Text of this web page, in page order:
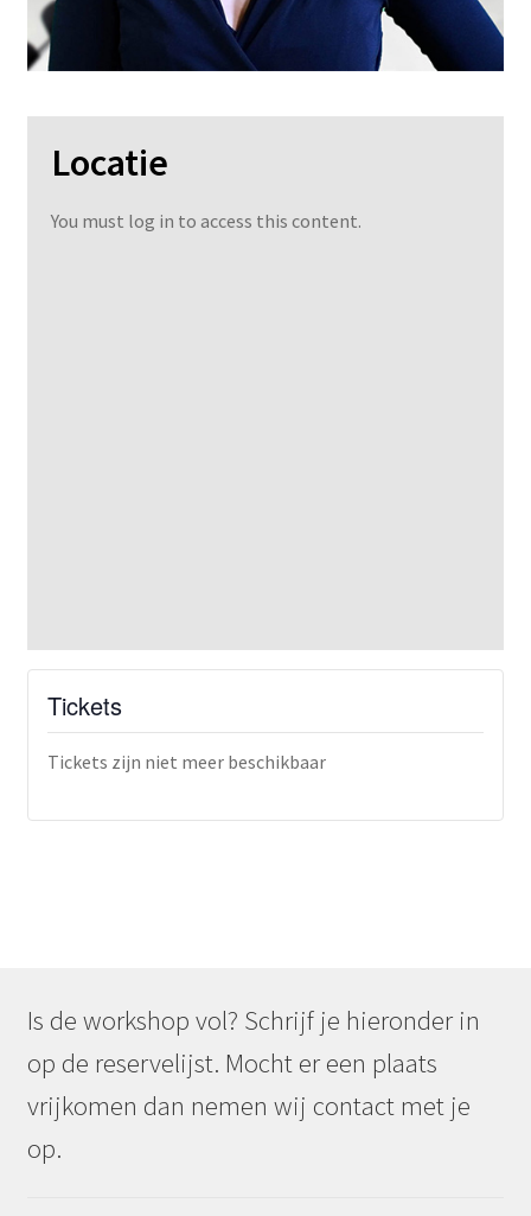
Locatie
You must log in to access this content.
Tickets
Tickets zijn niet meer beschikbaar
Is de workshop vol? Schrijf je hieronder in
op de reservelijst. Mocht er een plaats
vrijkomen dan nemen wij contact met je
op.